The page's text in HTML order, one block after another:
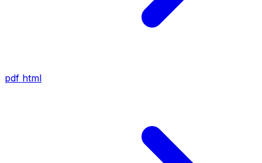
pdf html